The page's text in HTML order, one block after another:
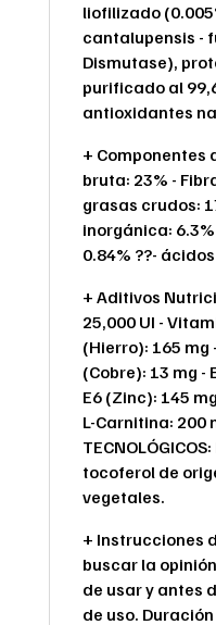
liofilizado
cantalupensis -
Dismutase),
purificado al
antioxidantes
+ Componentes
bruta: 23% -
grasas crudos:
inorgánica:
0.84% ??-
+ Aditivos
25,000 UI -
(Hierro): 165 mg
(Cobre): 13 mg -
E6 (Zinc): 145
L-Carnitina: 200
tocoferol de
vegetales.
+ Instrucciones
buscar la
de usar y antes
de uso.